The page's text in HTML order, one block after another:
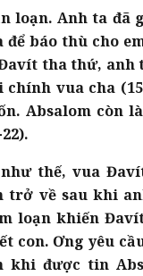
loạn. Anh ta đã
báo thù cho
tha thứ, anh
vua cha
Absalom còn
thế, vua
trở về sau khi
loạn khiến
con. Ơng yêu
khi được tin